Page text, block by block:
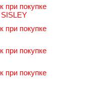
покупке
покупке
покупке
покупке